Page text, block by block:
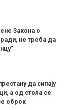
Закона о
не треба да
да сипају
а од стола се
оброк